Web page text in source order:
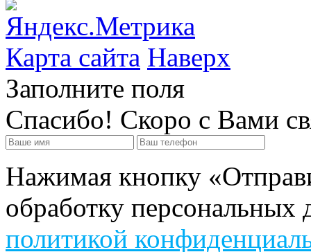
Карта сайта Наверх
Заполните поля
Спасибо! Скоро с Вами
Нажимая кнопку
обработку персональных
политикой